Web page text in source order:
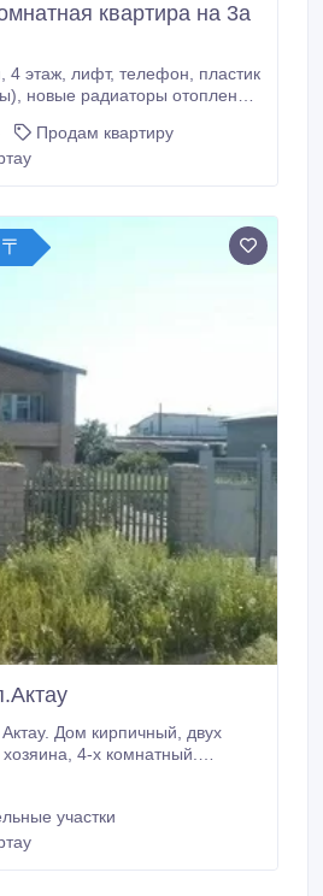
квартира на 3а
и
Продам квартиру
Дом кирпичный, двух
и
Отопление на твердом
дома 140 м2. Большой
участки